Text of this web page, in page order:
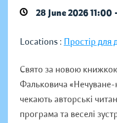
28 June 2026 11:00
Locations : Простір для
Свято за новою
Фальковича
чекають авторські
програма та веселі